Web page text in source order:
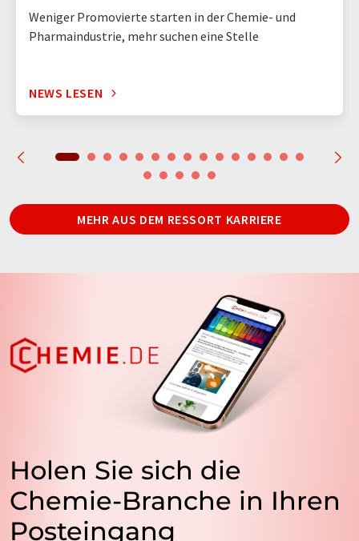
Weniger Promovierte starten in der Chemie- und
Pharmaindustrie, mehr suchen eine Stelle
NEWS LESEN
MEHR AUS DEM RESSORT KARRIERE
Holen Sie sich die
Chemie-Branche in Ihren
Posteingang